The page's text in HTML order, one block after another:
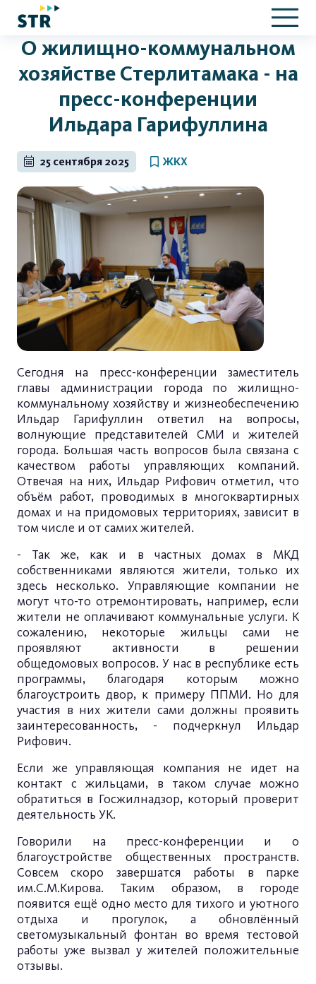
О жилищно-коммунальном
хозяйстве Стерлитамака - на
пресс-конференции
Ильдара Гарифуллина
25 сентября 2025 ЖКХ
Сегодня на пресс-конференции заместитель
главы администрации города по жилищно-
коммунальному хозяйству и жизнеобеспечению
Ильдар Гарифуллин ответил на вопросы,
волнующие представителей СМИ и жителей
города. Большая часть вопросов была связана с
качеством работы управляющих компаний.
Отвечая на них, Ильдар Рифович отметил, что
объём работ, проводимых в многоквартирных
домах и на придомовых территориях, зависит в
том числе и от самих жителей.
- Так же, как и в частных домах в МКД
собственниками являются жители, только их
здесь несколько. Управляющие компании не
могут что-то отремонтировать, например, если
жители не оплачивают коммунальные услуги. К
сожалению, некоторые жильцы сами не
проявляют активности в решении
общедомовых вопросов. У нас в республике есть
программы, благодаря которым можно
благоустроить двор, к примеру ППМИ. Но для
участия в них жители сами должны проявить
заинтересованность, - подчеркнул Ильдар
Рифович.
Если же управляющая компания не идет на
контакт с жильцами, в таком случае можно
обратиться в Госжилнадзор, который проверит
деятельность УК.
Говорили на пресс-конференции и о
благоустройстве общественных пространств.
Совсем скоро завершатся работы в парке
им.С.М.Кирова. Таким образом, в городе
появится ещё одно место для тихого и уютного
отдыха и прогулок, а обновлённый
светомузыкальный фонтан во время тестовой
работы уже вызвал у жителей положительные
отзывы.